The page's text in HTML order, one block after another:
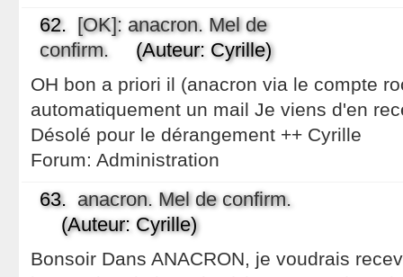
62. [OK]: anacron. Mel de
confirm. (Auteur: Cyrille)
OH bon a priori il (anacron via le compte
automatiquement un mail Je viens d'en
Désolé pour le dérangement ++ Cyrille
Forum: Administration
63. anacron. Mel de confirm.
(Auteur: Cyrille)
Bonsoir Dans ANACRON, je voudrais